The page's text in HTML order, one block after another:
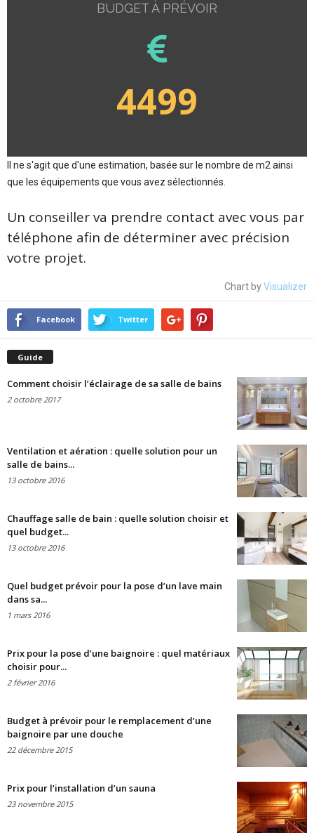
BUDGET À PRÉVOIR
4499
Il ne s'agit que d'une estimation, basée sur le nombre de m2 ainsi
que les équipements que vous avez sélectionnés.
Un conseiller va prendre contact avec vous par
téléphone afin de déterminer avec précision
votre projet.
Chart byVisualizer
Facebook Twitter
Guide
Comment choisir l’éclairage de sa salle de bains
2 octobre 2017
Ventilation et aération : quelle solution pour un
salle de bains...
13 octobre 2016
Chauffage salle de bain : quelle solution choisir et
quel budget...
13 octobre 2016
Quel budget prévoir pour la pose d’un lave main
dans sa...
1 mars 2016
Prix pour la pose d’une baignoire : quel matériaux
choisir pour...
2 février 2016
Budget à prévoir pour le remplacement d’une
baignoire par une douche
22 décembre 2015
Prix pour l’installation d’un sauna
23 novembre 2015